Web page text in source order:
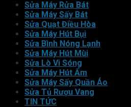
Sửa Máy Rửa Bát
Sửa Máy Sấy Bát
Sửa Quạt Điều Hòa
Sửa Máy Hút Bụi
Sửa Bình Nóng Lạnh
Sửa Máy Hút Mùi
Sửa Lò Vi Sóng
Sửa Máy Hút Ẩm
Sửa Máy Sấy Quần Áo
Sửa Tủ Rượu Vang
TIN TỨC